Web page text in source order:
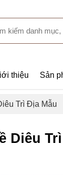
thiệu Sản
Trì Địa Mẫu
Diêu